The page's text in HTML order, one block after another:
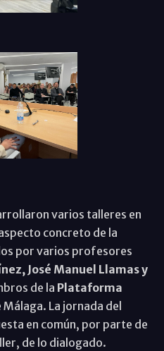
varios talleres en
concreto de la
por varios profesores
José Manuel Llamas y
de la Plataforma
Málaga. La jornada del
en común, por parte de
de lo dialogado.